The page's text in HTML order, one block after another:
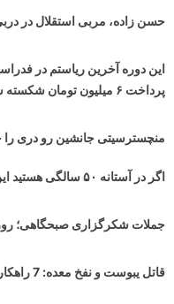
حسن زاده، مربی استقلال در
این دوره آخرین ریاستم در
پرداخت ۶ میلیون تومان شکسته شد
منچسترسیتی جانشین رو دری را
اگر در آستانه ۵۰ سالگی هستید این توصیه‌ها برای قلب شماست
جملات شکرگزاری صبحگاهی؛
قاتل یبوست و نفخ معده: 7 راهکارهای طبیعی برای سلامت دستگاه گوارش